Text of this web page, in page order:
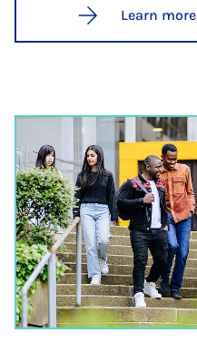
Learn more